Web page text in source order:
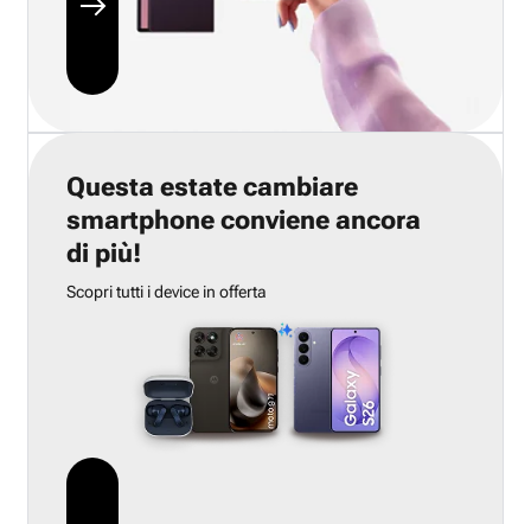
Questa estate cambiare
smartphone conviene ancora
di più!
Scopri tutti i device in offerta